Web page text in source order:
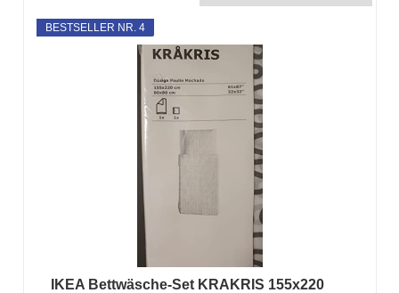
BESTSELLER NR. 4
IKEA Bettwäsche-Set KRAKRIS 155x220